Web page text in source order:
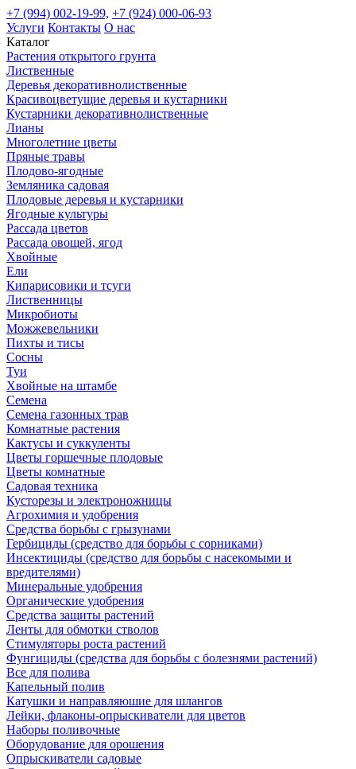
+7 (994) 002-19-99, +7 (924) 000-06-93
Услуги Контакты О нас
Каталог
Растения открытого грунта
Лиственные
Деревья декоративнолиственные
Красивоцветущие деревья и кустарники
Кустарники декоративнолиственные
Лианы
Многолетние цветы
Пряные травы
Плодово-ягодные
Земляника садовая
Плодовые деревья и кустарники
Ягодные культуры
Рассада цветов
Рассада овощей, ягод
Хвойные
Ели
Кипарисовики и тсуги
Лиственницы
Микробиоты
Можжевельники
Пихты и тисы
Сосны
Туи
Хвойные на штамбе
Семена
Семена газонных трав
Комнатные растения
Кактусы и суккуленты
Цветы горшечные плодовые
Цветы комнатные
Садовая техника
Кусторезы и электроножницы
Агрохимия и удобрения
Средства борьбы с грызунами
Гербициды (средство для борьбы с сорниками)
Инсектициды (средство для борьбы с насекомыми и
вредителями)
Минеральные удобрения
Органические удобрения
Средства защиты растений
Ленты для обмотки стволов
Стимуляторы роста растений
Фунгициды (средства для борьбы с болезнями растений)
Все для полива
Капельный полив
Катушки и направляюшие для шлангов
Лейки, флаконы-опрыскиватели для цветов
Наборы поливочные
Оборудование для орошения
Опрыскиватели садовые